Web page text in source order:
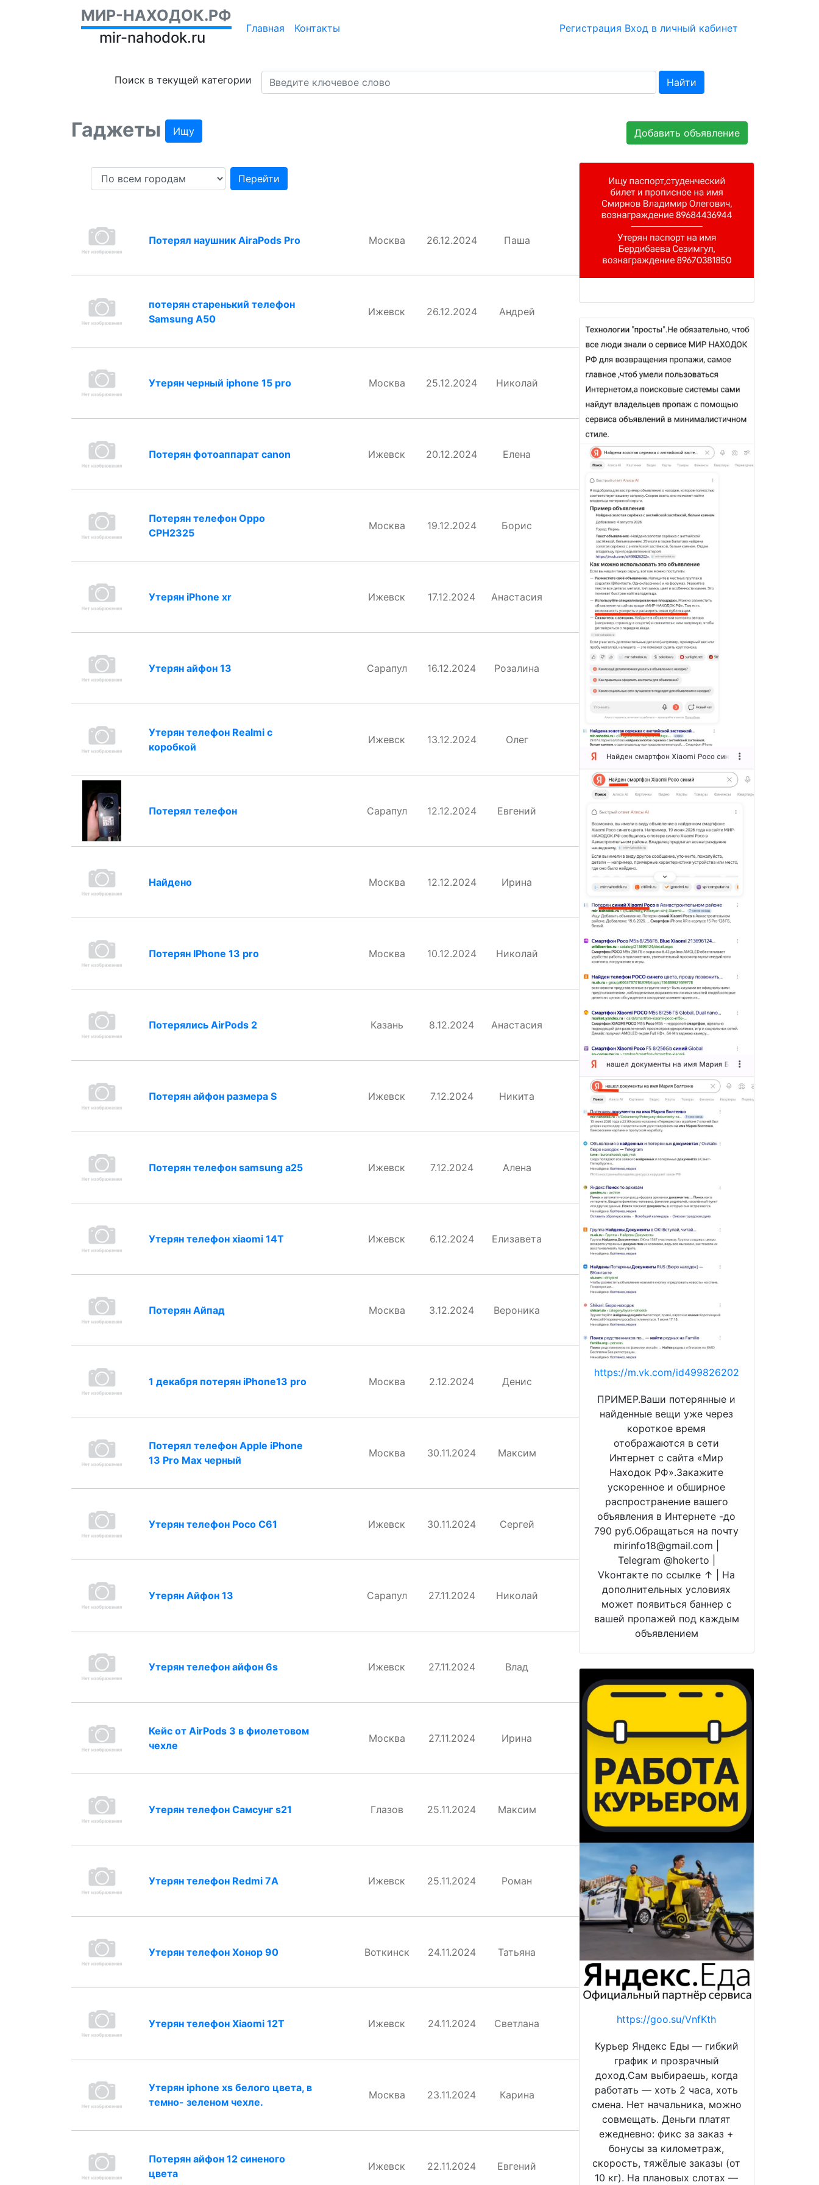
МИР-НАХОДОК.РФ
mir-nahodok.ru
Главная Контакты Регистрация Вход в личный кабинет
Поиск в текущей категории Найти
Гаджеты Ищу Добавить объявление
Перейти
Потерял наушник AiraPods Pro Москва 26.12.2024 Паша
потерян старенький телефон
Samsung A50
Ижевск 26.12.2024 Андрей
Утерян черный iphone 15 pro Москва 25.12.2024 Николай
Потерян фотоаппарат canon Ижевск 20.12.2024 Елена
Потерян телефон Oppo
CPH2325
Москва 19.12.2024 Борис
Утерян iPhone xr Ижевск 17.12.2024 Анастасия
Утерян айфон 13 Сарапул 16.12.2024 Розалина
Утерян телефон Realmi с
коробкой
Ижевск 13.12.2024 Олег
Потерял телефон Сарапул 12.12.2024 Евгений
Найдено Москва 12.12.2024 Ирина
Потерян IPhone 13 pro Москва 10.12.2024 Николай
Потерялись AirPods 2 Казань 8.12.2024 Анастасия
Потерян айфон размера S Ижевск 7.12.2024 Никита
Потерян телефон samsung a25 Ижевск 7.12.2024 Алена
Утерян телефон xiaomi 14T Ижевск 6.12.2024 Елизавета
Потерян Айпад Москва 3.12.2024 Вероника
1 декабря потерян iPhone13 pro Москва 2.12.2024 Денис
Потерял телефон Apple iPhone
13 Pro Max черный
Москва 30.11.2024 Максим
Утерян телефон Poco C61 Ижевск 30.11.2024 Сергей
Утерян Айфон 13 Сарапул 27.11.2024 Николай
Утерян телефон айфон 6s Ижевск 27.11.2024 Влад
Кейс от AirPods 3 в фиолетовом
чехле
Москва 27.11.2024 Ирина
Утерян телефон Самсунг s21 Глазов 25.11.2024 Максим
Утерян телефон Redmi 7А Ижевск 25.11.2024 Роман
Утерян телефон Хонор 90 Воткинск 24.11.2024 Татьяна
Утерян телефон Xiaomi 12T Ижевск 24.11.2024 Светлана
Утерян iphone xs белого цвета, в
темно- зеленом чехле.
Москва 23.11.2024 Карина
Потерян айфон 12 синеного
цвета
Ижевск 22.11.2024 Евгений
https://m.vk.com/id499826202
ПРИМЕР.Ваши потерянные и
найденные вещи уже через
короткое время
отображаются в сети
Интернет с сайта «Мир
Находок РФ».Закажите
ускоренное и обширное
распространение вашего
объявления в Интернете -до
790 руб.Обращаться на почту
mirinfo18@gmail.com |
Telegram @hokerto |
Vkонтакте по ссылке ↑ | На
дополнительных условиях
может появиться баннер с
вашей пропажей под каждым
объявлением
https://goo.su/VnfKth
Курьер Яндекс Еды — гибкий
график и прозрачный
доход.Сам выбираешь, когда
работать — хоть 2 часа, хоть
смена. Нет начальника, можно
совмещать. Деньги платят
ежедневно: фикс за заказ +
бонусы за километраж,
скорость, тяжёлые заказы (от
10 кг). На плановых слотах —